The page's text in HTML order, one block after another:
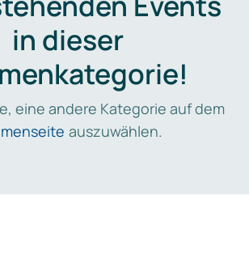
in dieser
eine andere Kategorie auf dem
auszuwählen.